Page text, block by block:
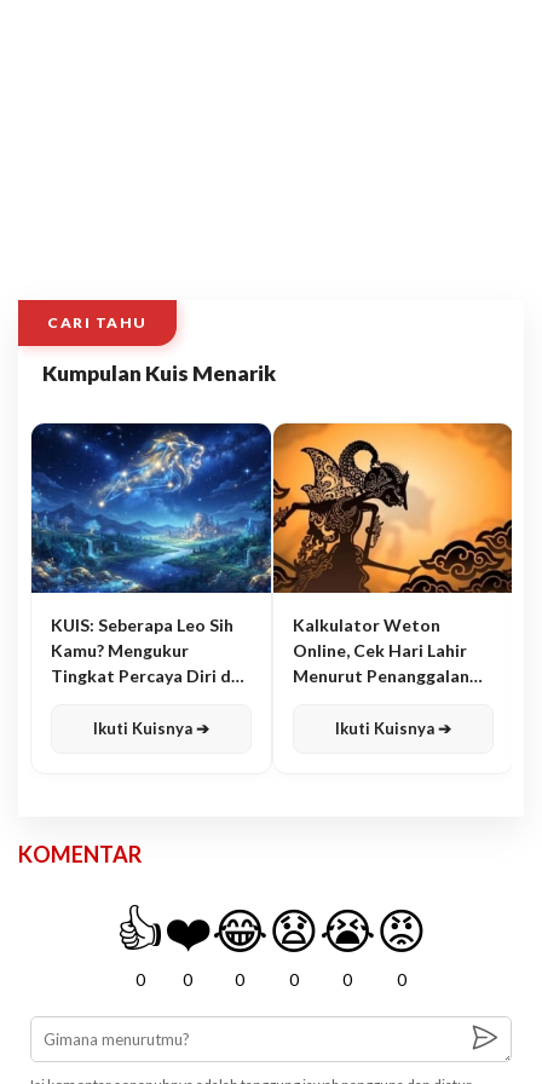
CARI TAHU
Kumpulan Kuis Menarik
KUIS: Seberapa Leo Sih
Kamu? Mengukur
Tingkat Percaya Diri dan
Ikuti Kuisnya ➔
Kalkulator Weton
Online, Cek Hari Lahir
Menurut Penanggalan
Ikuti Kuisnya ➔
KOMENTAR
👍
0
❤️
0
😂
0
😧
0
😭
0
😡
0